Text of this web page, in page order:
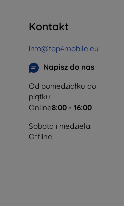
Kontakt
info@top4mobile.eu
Napisz do nas
Od poniedziałku do
piątku:
Online8:00 - 16:00
Sobota i niedziela:
Offline